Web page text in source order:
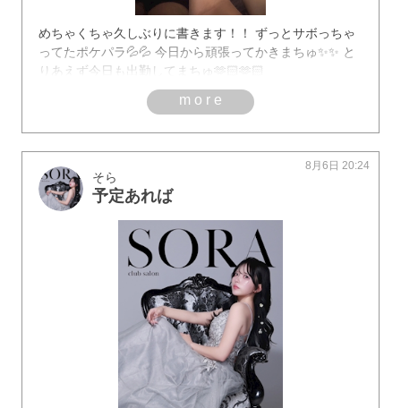
めちゃくちゃ久しぶりに書きます！！ ずっとサボっちゃ
ってたポケパラ💦💦 今日から頑張ってかきまちゅ✨✨ と
りあえず今日も出勤してまちゅ🫶🏻🫶🏻
more
そら
予定あれば
8月6日 20:24